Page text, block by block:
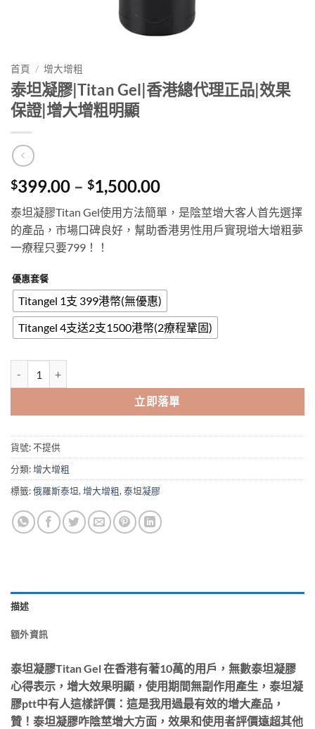
首頁 / 增大增粗
泰坦凝膠|Titan Gel|香港總代理正品|效果
保證|增大增粗明顯
$399.00 – $1,500.00Price
range:
$399.00
through
泰坦凝膠Titan Gel使用方法簡單，是陰莖增大客人首先選擇
的產品，市場口碑良好，幫助香港男性用戶實現增大增粗夢
一療程只要799！！
優惠套餐
Titangel 1支 399港幣(無優惠)
Titangel 4支送2支1500港幣(2療程鞏固)
立即落單
貨號:不提供
分類:增大增粗
標籤:俄羅斯泰坦, 增大增粗, 泰坦凝膠
描述
額外資訊
泰坦凝膠Titan Gel 在香港有著10萬的用戶， 無數泰坦凝膠
心得表示，增大效果明顯，使用期間無副作用產生，泰坦凝
膠ptt中有人這樣評價：這是我用過最有效的增大產品，
贊！ 泰坦凝膠咋陰莖增大方面，效果和使用者評價遠超其他